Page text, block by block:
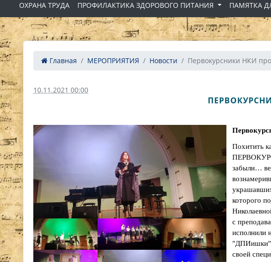
ОХРАНА ТРУДА
ПРОФИЛАКТИКА ЗДОРОВОГО ПИТАНИЯ ПАМЯТКА
Главная МЕРОПРИЯТИЯ Новости Первокурсники НКИ
10.11.2021 00:00
Похитить
забыли…
которого
с
исполнили
"ДПИишки"
своей